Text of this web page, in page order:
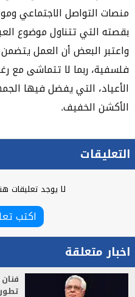
منصات التواصل الاجتماعي
بقصته التي تتناول موضوع
واعتبر البعض أن العمل
فلسفية، ربما لا تتماشى مع
الأعياد، التي يفضل فيها
الأكشن الخفيف.
التعليقات
لا يوجد تعليقات
اكتب
اخبار متعلقة